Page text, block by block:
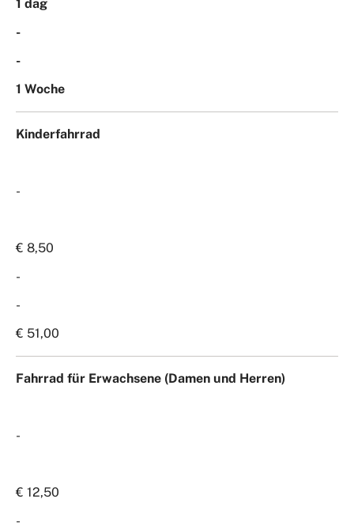
1 dag
-
-
1 Woche
Kinderfahrrad
-
€ 8,50
-
-
€ 51,00
Fahrrad für Erwachsene (Damen und Herren)
-
€ 12,50
-